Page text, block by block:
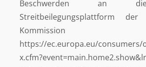
Beschwerden an
Streitbeilegungsplattform der
Kommission
https://ec.europa.eu/